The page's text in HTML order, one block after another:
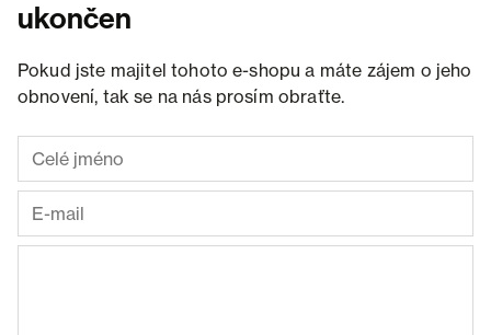
ukončen
Pokud jste majitel tohoto e-shopu a máte zájem o jeho
obnovení, tak se na nás prosím obraťte.